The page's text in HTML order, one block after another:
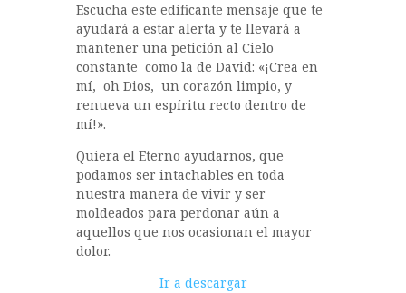
Escucha este edificante mensaje que te
ayudará a estar alerta y te llevará a
mantener una petición al Cielo
constante como la de David: «¡Crea en
mí, oh Dios, un corazón limpio, y
renueva un espíritu recto dentro de
mí!».
Quiera el Eterno ayudarnos, que
podamos ser intachables en toda
nuestra manera de vivir y ser
moldeados para perdonar aún a
aquellos que nos ocasionan el mayor
dolor.
Ir a descargar